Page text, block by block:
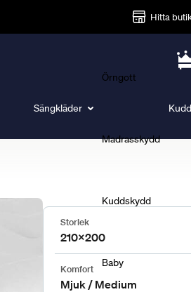
Hitta
Sängkläder
Örngott
Madrasskydd
Kuddskydd
Baby
Storlek
210x200
Komfort
Mjuk / Medium